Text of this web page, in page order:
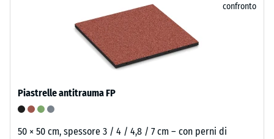
confronto
Piastrelle antitrauma FP
50 × 50 cm, spessore 3 / 4 / 4,8 / 7 cm – con perni di